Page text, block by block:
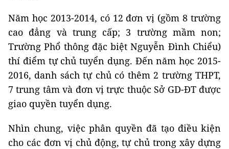
Năm học 2013-2014, có 12 đơn vị (gồm 8 trường
cao đẳng và trung cấp; 3 trường mầm non;
Trường Phổ thông đặc biệt Nguyễn Đình Chiểu)
thí điểm tự chủ tuyển dụng. Đến năm học 2015-
2016, danh sách tự chủ có thêm 2 trường THPT,
7 trung tâm và đơn vị trực thuộc Sở GD-ĐT được
giao quyền tuyển dụng.
Nhìn chung, việc phân quyền đã tạo điều kiện
cho các đơn vị chủ động, tự chủ trong xây dựng